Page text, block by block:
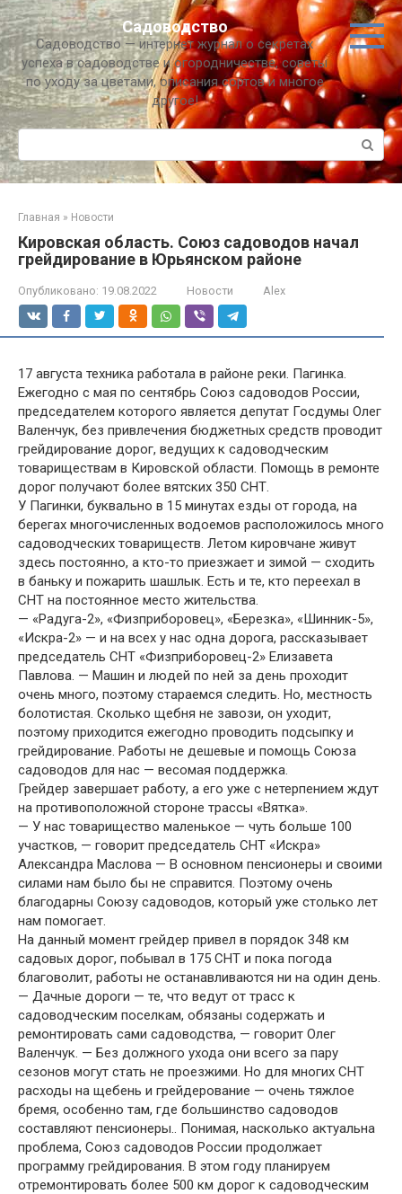
Перейти
к
контенту
Садоводство
Садоводство — интернет журнал о секретах
успеха в садоводстве и огородничестве, советы
по уходу за цветами, описания сортов и многое
другое!
Поиск:
Главная » Новости
Кировская область. Союз садоводов начал
грейдирование в Юрьянском районе
Опубликовано: 19.08.2022 Новости Alex
17 августа техника работала в районе реки. Пагинка.
Ежегодно с мая по сентябрь Союз садоводов России,
председателем которого является депутат Госдумы Олег
Валенчук, без привлечения бюджетных средств проводит
грейдирование дорог, ведущих к садоводческим
товариществам в Кировской области. Помощь в ремонте
дорог получают более вятских 350 СНТ.
У Пагинки, буквально в 15 минутах езды от города, на
берегах многочисленных водоемов расположилось много
садоводческих товариществ. Летом кировчане живут
здесь постоянно, а кто-то приезжает и зимой — сходить
в баньку и пожарить шашлык. Есть и те, кто переехал в
СНТ на постоянное место жительства.
— «Радуга-2», «Физприборовец», «Березка», «Шинник-5»,
«Искра-2» — и на всех у нас одна дорога, рассказывает
председатель СНТ «Физприборовец-2» Елизавета
Павлова. — Машин и людей по ней за день проходит
очень много, поэтому стараемся следить. Но, местность
болотистая. Сколько щебня не завози, он уходит,
поэтому приходится ежегодно проводить подсыпку и
грейдирование. Работы не дешевые и помощь Союза
садоводов для нас — весомая поддержка.
Грейдер завершает работу, а его уже с нетерпением ждут
на противоположной стороне трассы «Вятка».
— У нас товарищество маленькое — чуть больше 100
участков, — говорит председатель СНТ «Искра»
Александра Маслова — В основном пенсионеры и своими
силами нам было бы не справится. Поэтому очень
благодарны Союзу садоводов, который уже столько лет
нам помогает.
На данный момент грейдер привел в порядок 348 км
садовых дорог, побывал в 175 СНТ и пока погода
благоволит, работы не останавливаются ни на один день.
— Дачные дороги — те, что ведут от трасс к
садоводческим поселкам, обязаны содержать и
ремонтировать сами садоводства, — говорит Олег
Валенчук. — Без должного ухода они всего за пару
сезонов могут стать не проезжими. Но для многих СНТ
расходы на щебень и грейдерование — очень тяжлое
бремя, особенно там, где большинство садоводов
составляют пенсионеры.. Понимая, насколько актуальна
проблема, Союз садоводов России продолжает
программу грейдирования. В этом году планируем
отремонтировать более 500 км дорог к садоводческим